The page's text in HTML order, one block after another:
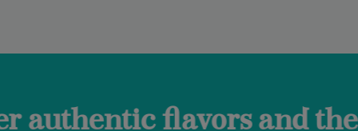
and the true